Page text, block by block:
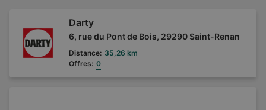
Darty
6, rue du Pont de Bois, 29290 Saint-Renan
Distance: 35,26 km
Offres: 0